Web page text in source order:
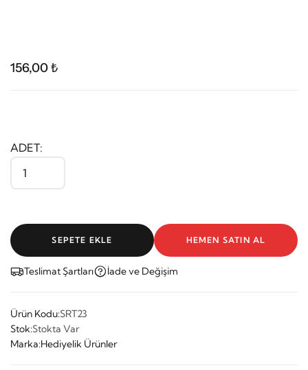
156,00 ₺
ADET:
SEPETE EKLE HEMEN SATIN AL
Teslimat Şartları İade ve Değişim
Ürün Kodu:SRT23
Stok:Stokta Var
Marka:Hediyelik Ürünler